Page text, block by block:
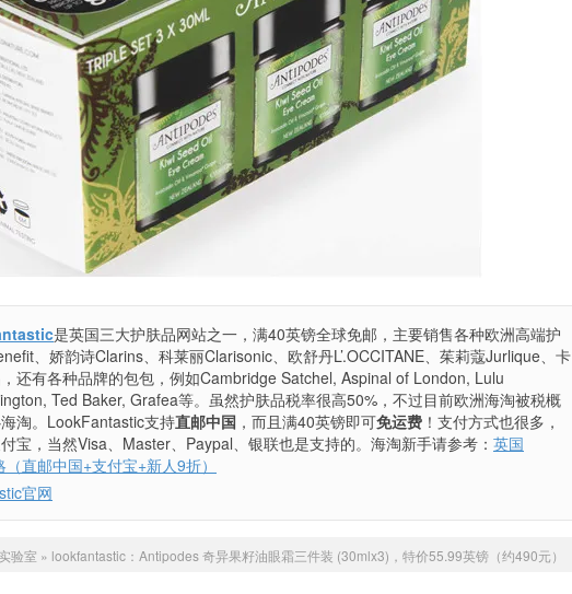
是英国三大护肤品网站之一，满40英镑全球免邮，主要销售各种欧洲高端护
、娇韵诗Clarins、科莱丽Clarisonic、欧舒丹L’.OCCITANE、茱莉蔻Jurlique、卡
还有各种品牌的包包，例如Cambridge Satchel, Aspinal of London, Lulu
Ted Baker, Grafea等。虽然护肤品税率很高50%，不过目前欧洲海淘被税概
淘。LookFantastic支持直邮中国 ，而且满40英镑即可免运费 ！支付方式也很多，
宝，当然Visa、Master、Paypal、银联也是支持的。海淘新手请参考： 英国
直邮中国+支付宝+新人9折）
官网
验室 » lookfantastic：Antipodes 奇异果籽油眼霜三件装 (30mlx3)，特价55.99英镑（约490元）